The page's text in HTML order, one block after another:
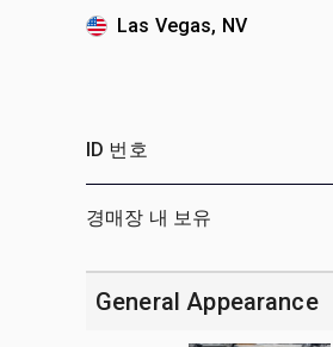
Las Vegas, NV
ID 번호
경매장 내 보유
General Appearance